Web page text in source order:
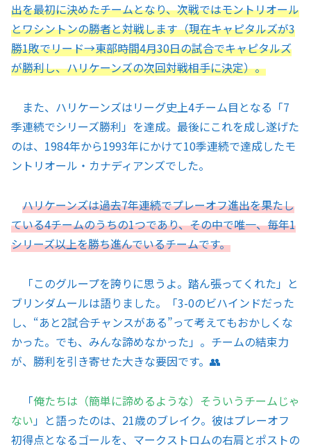
出を最初に決めたチームとなり、次戦ではモントリオール
とワシントンの勝者と対戦します（現在キャピタルズが3
勝1敗でリード→東部時間4月30日の試合でキャピタルズ
が勝利し、ハリケーンズの次回対戦相手に決定）。
また、ハリケーンズはリーグ史上4チーム目となる「7
季連続でシリーズ勝利」を達成。最後にこれを成し遂げた
のは、1984年から1993年にかけて10季連続で達成したモ
ントリオール・カナディアンズでした。
ハリケーンズは過去7年連続でプレーオフ進出を果たし
ている4チームのうちの1つであり、その中で唯一、毎年1
シリーズ以上を勝ち進んでいるチームです。
「このグループを誇りに思うよ。踏ん張ってくれた」と
ブリンダムールは語りました。「3-0のビハインドだった
し、“あと2試合チャンスがある”って考えてもおかしくな
かった。でも、みんな諦めなかった」。チームの結束力
が、勝利を引き寄せた大きな要因です。👥
「俺たちは（簡単に諦めるような）そういうチームじゃ
ない 」と語ったのは、21歳のブレイク。彼はプレーオフ
初得点となるゴールを、マークストロムの右肩とポストの